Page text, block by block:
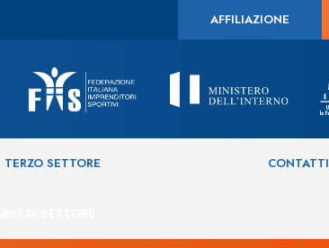
AFFILIAZIONE
TERZO SETTORE CONTATTI